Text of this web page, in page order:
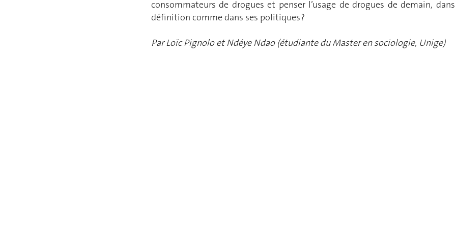
consommateurs de drogues et penser l’usage de drogues de demain,
définition comme dans ses politiques ?
Par Loïc Pignolo et Ndéye Ndao (étudiante du Master en sociologie, Unige)